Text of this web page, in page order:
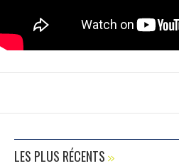
LES PLUS RÉCENTS